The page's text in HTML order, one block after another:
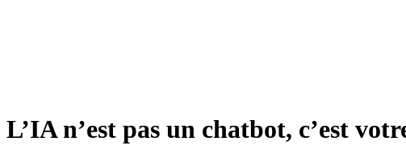
L’IA n’est pas un chatbot, c’est